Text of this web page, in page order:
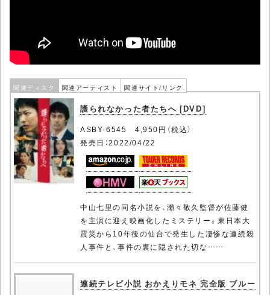
関連ディスク 関連アーティスト 関連サイト/リンク
護られなかった者たちへ [DVD]
ASBY-6545 4,950円（税込）
発売日：2022/04/22
中山七里の同名小説を、瀬々敬久監督が佐藤健
を主演に迎え映画化したミステリー。東日本大
震災から10年後の仙台で発生した凄惨な連続殺
人事件と、事件の裏に隠された切な……
連続テレビ小説 おかえりモネ 完全版 ブルー